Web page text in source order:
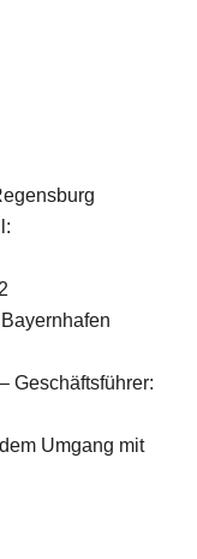
Geschäftsführer:
Umgang mit